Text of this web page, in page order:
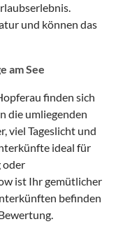
und können das
am See
finden sich
die umliegenden
viel Tageslicht und
ideal für
oder
ist Ihr gemütlicher
befinden